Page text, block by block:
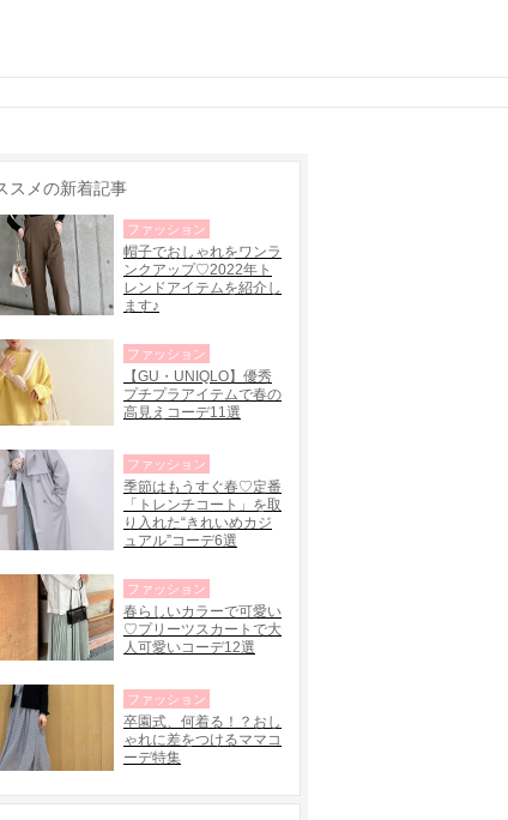
スメの新着記事
帽子でおしゃれをワンラ
ンクアップ♡2022年ト
レンドアイテムを紹介し
ます♪
ファッション
【GU・UNIQLO】優秀
プチプラアイテムで春の
高見えコーデ11選
ファッション
季節はもうすぐ春♡定番
「トレンチコート」を取
り入れた“きれいめカジ
ュアル”コーデ6選
ファッション
春らしいカラーで可愛い
♡プリーツスカートで大
人可愛いコーデ12選
ファッション
卒園式、何着る！？おし
ゃれに差をつけるママコ
ーデ特集
ファッション